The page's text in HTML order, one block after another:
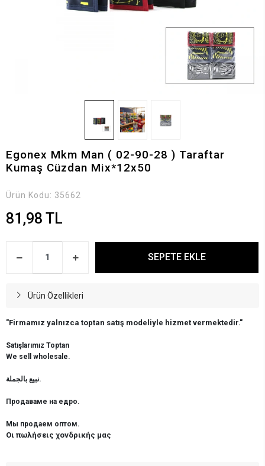
Egonex Mkm Man ( 02-90-28 ) Taraftar
Kumaş Cüzdan Mix*12x50
Ürün Kodu: 35662
81,98 TL
SEPETE EKLE
Ürün Özellikleri
"Firmamız yalnızca toptan satış modeliyle hizmet vermektedir."
Satışlarımız Toptan
We sell wholesale.
نبيع بالجملة.
Продаваме на едро.
Мы продаем оптом.
Οι πωλήσεις χονδρικής μας